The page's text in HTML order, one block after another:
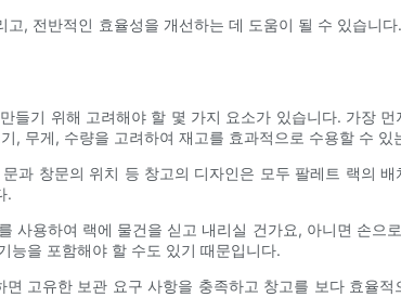
, 전반적인 효율성을 개선하는 데 도움이 될 수 있습니
들기 위해 고려해야 할 몇 가지 요소가 있습니다. 가장
, 무게, 수량을 고려하여 재고를 효과적으로 수용할 수
과 창문의 위치 등 창고의 디자인은 모두 팔레트 랙의
.
사용하여 랙에 물건을 싣고 내리실 건가요, 아니면 손
능을 포함해야 할 수도 있기 때문입니다.
고유한 보관 요구 사항을 충족하고 창고를 보다 효율